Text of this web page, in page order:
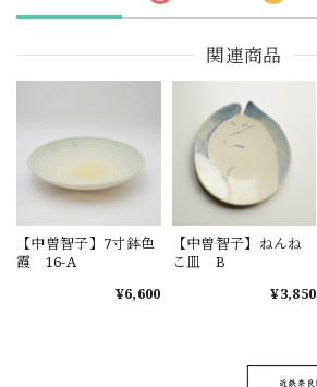
関連商品
【中曽智子】7寸鉢色
霞 16-A
¥6,600
【中曽智子】ねんね
こ皿 B
¥3,850